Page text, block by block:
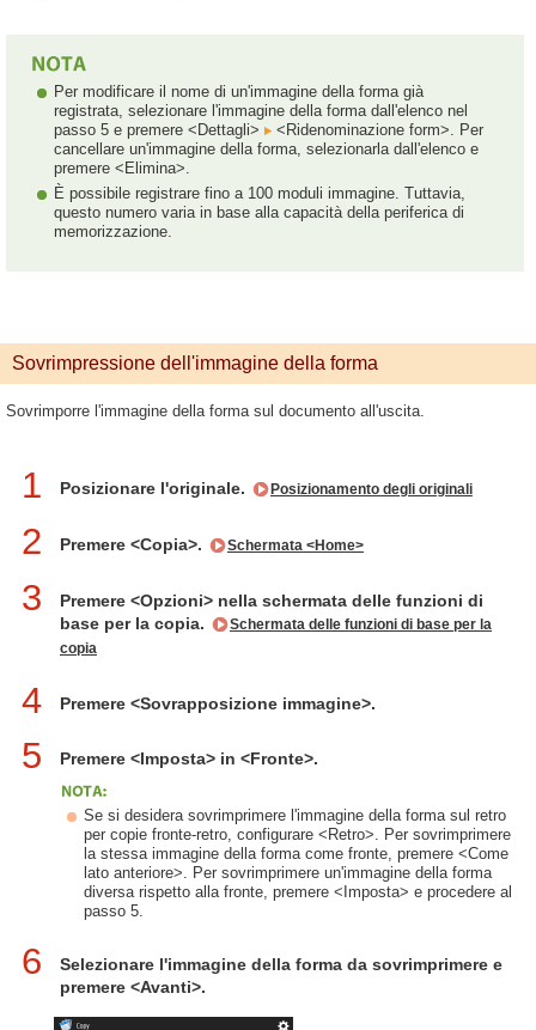
Per modificare il nome di un'immagine della forma già
registrata, selezionare l'immagine della forma dall'elenco nel
passo 5 e premere <Dettagli>
<Ridenominazione form>. Per
cancellare un'immagine della forma, selezionarla dall'elenco e
premere <Elimina>.
È possibile registrare fino a 100 moduli immagine. Tuttavia,
questo numero varia in base alla capacità della periferica di
memorizzazione.
Sovrimpressione dell'immagine della forma
Sovrimporre l'immagine della forma sul documento all'uscita.
1 Posizionare l'originale. Posizionamento degli originali
2 Premere <Copia>. Schermata <Home>
3
Premere <Opzioni> nella schermata delle funzioni di
base per la copia.
Schermata delle funzioni di base per la
copia
4 Premere <Sovrapposizione immagine>.
5 Premere <Imposta> in <Fronte>.
Se si desidera sovrimprimere l'immagine della forma sul retro
per copie fronte-retro, configurare <Retro>. Per sovrimprimere
la stessa immagine della forma come fronte, premere <Come
lato anteriore>. Per sovrimprimere un'immagine della forma
diversa rispetto alla fronte, premere <Imposta> e procedere al
passo 5.
6
Selezionare l'immagine della forma da sovrimprimere e
premere <Avanti>.